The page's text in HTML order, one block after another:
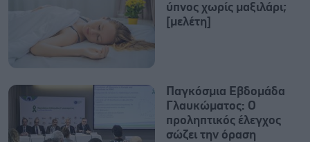
ύπνος χωρίς μαξιλάρι;
[μελέτη]
Παγκόσμια Εβδομάδα
Γλαυκώματος: Ο
προληπτικός έλεγχος
σώζει την όραση